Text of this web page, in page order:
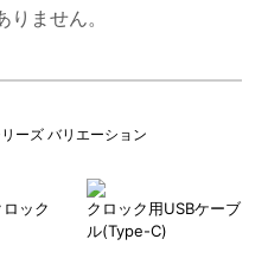
単4形乾電池×3本(別売り)でも
間の目安：省電力モード 最大
30時間）
りません。
ーズ バリエーション
ック
クロック用USBケーブ
ル(Type-C)